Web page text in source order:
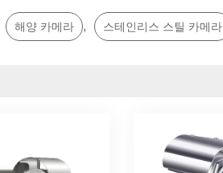
해양 카메라 , 스테인리스 스틸 카메라